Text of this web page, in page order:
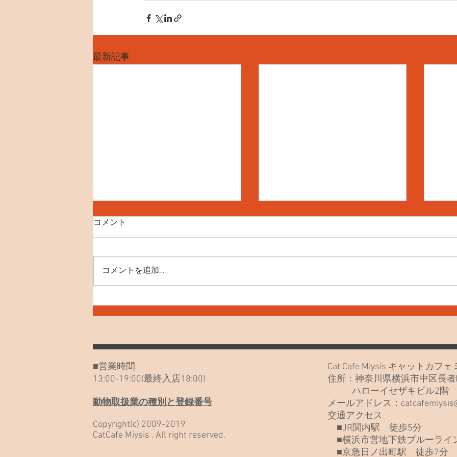
最新記事
7月30日(木) お知らせや最近
のねこたち
7月20日(月)久しぶりでごめん
なさい🙏
コメント
コメントを追加…
■営業時間
13:00-19:00(最終入店18:00)
動物取扱業の種別と登録番号
Copyright(c) 2009-2019
CatCafe Miysis . All right reserved.
Cat Cafe Miysis キャットカフ
住所：神奈川県横浜市中区長
ハローイセザキビル2階
メールアドレス：
交通アクセス
■JR関内駅 徒歩5分
■横浜市営地下鉄ブルーラ
■京急日ノ出町駅 徒歩7分